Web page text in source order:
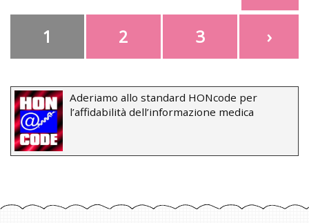
1 2 3 ›
Aderiamo allo standard HONcode per
l’affidabilità dell’informazione medica